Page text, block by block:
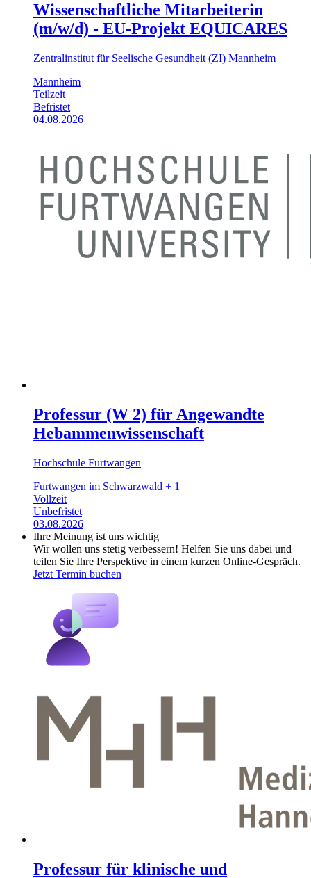
Wissenschaftliche Mitarbeiterin
(m/w/d) - EU-Projekt EQUICARES
Zentralinstitut für Seelische Gesundheit (ZI) Mannheim
Mannheim
Teilzeit
Befristet
04.08.2026
Professur (W 2) für Angewandte
Hebammenwissenschaft
Hochschule Furtwangen
Furtwangen im Schwarzwald + 1
Vollzeit
Unbefristet
03.08.2026
Ihre Meinung ist uns wichtig
Wir wollen uns stetig verbessern! Helfen Sie uns dabei und
teilen Sie Ihre Perspektive in einem kurzen Online-Gespräch.
Jetzt Termin buchen
Professur für klinische und